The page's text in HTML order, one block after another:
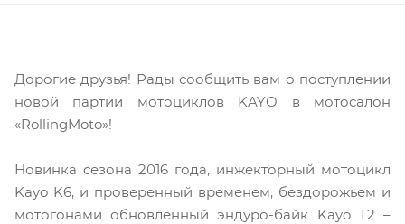
Дорогие друзья! Рады сообщить вам о поступлении
новой партии мотоциклов KAYO в мотосалон
«RollingMoto»!
Новинка сезона 2016 года, инжекторный мотоцикл
Kayo K6, и проверенный временем, бездорожьем и
мотогонами обновленный эндуро-байк Kayo T2 –